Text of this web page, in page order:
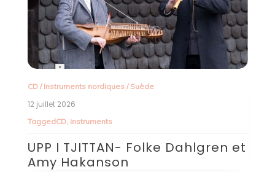
CD/ Instruments nordiques/ Suède
12 juillet 2026
TaggedCD, instruments
UPP I TJITTAN- Folke Dahlgren et
Amy Hakanson